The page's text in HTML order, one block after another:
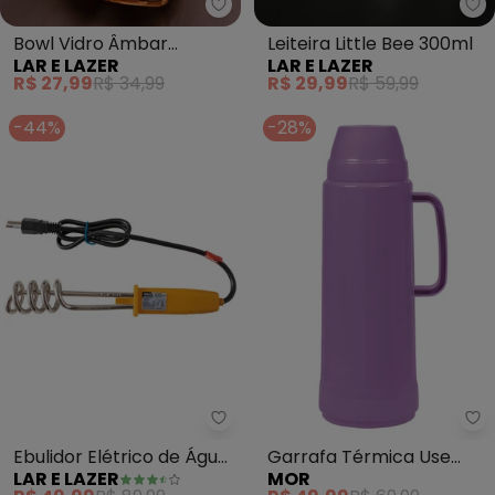
Lar e Lazer - Bowl Vidro Âmbar
Bowl Vidro Âmbar
Metalizado
LAR E LAZER
R$ 27,99R$ 34,99
Leiteira Little Bee 300ml
LAR E LAZER
R$ 29,99R$ 59,99
-44%
Lar e Lazer - Ebulidor Elétrico
Ebulidor Elétrico de Água
(127 V)
LAR E LAZER
-28%
Garrafa Térmica Use
Saturno 1 L
MOR